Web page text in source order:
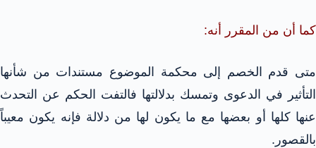
كما أن من المقرر أنه:
متى قدم الخصم إلى محكمة الموضوع مستندات من شأنها
التأثير في الدعوى وتمسك بدلالتها فالتفت الحكم عن التحدث
عنها كلها أو بعضها مع ما يكون لها من دلالة فإنه يكون معيباً
بالقصور.